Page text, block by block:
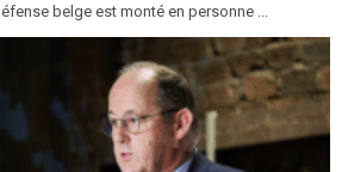
belge est monté en personne ...